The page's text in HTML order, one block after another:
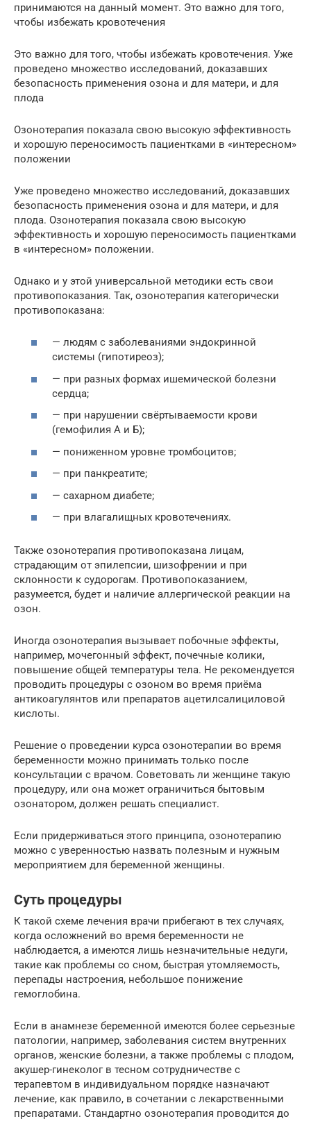
принимаются на данный момент. Это важно для того,
чтобы избежать кровотечения
Это важно для того, чтобы избежать кровотечения. Уже
проведено множество исследований, доказавших
безопасность применения озона и для матери, и для
плода
Озонотерапия показала свою высокую эффективность
и хорошую переносимость пациентками в «интересном»
положении
Уже проведено множество исследований, доказавших
безопасность применения озона и для матери, и для
плода. Озонотерапия показала свою высокую
эффективность и хорошую переносимость пациентками
в «интересном» положении.
Однако и у этой универсальной методики есть свои
противопоказания. Так, озонотерапия категорически
противопоказана:
— людям с заболеваниями эндокринной
системы (гипотиреоз);
— при разных формах ишемической болезни
сердца;
— при нарушении свёртываемости крови
(гемофилия А и Б);
— пониженном уровне тромбоцитов;
— при панкреатите;
— сахарном диабете;
— при влагалищных кровотечениях.
Также озонотерапия противопоказана лицам,
страдающим от эпилепсии, шизофрении и при
склонности к судорогам. Противопоказанием,
разумеется, будет и наличие аллергической реакции на
озон.
Иногда озонотерапия вызывает побочные эффекты,
например, мочегонный эффект, почечные колики,
повышение общей температуры тела. Не рекомендуется
проводить процедуры с озоном во время приёма
антикоагулянтов или препаратов ацетилсалициловой
кислоты.
Решение о проведении курса озонотерапии во время
беременности можно принимать только после
консультации с врачом. Советовать ли женщине такую
процедуру, или она может ограничиться бытовым
озонатором, должен решать специалист.
Если придерживаться этого принципа, озонотерапию
можно с уверенностью назвать полезным и нужным
мероприятием для беременной женщины.
Суть процедуры
К такой схеме лечения врачи прибегают в тех случаях,
когда осложнений во время беременности не
наблюдается, а имеются лишь незначительные недуги,
такие как проблемы со сном, быстрая утомляемость,
перепады настроения, небольшое понижение
гемоглобина.
Если в анамнезе беременной имеются более серьезные
патологии, например, заболевания систем внутренних
органов, женские болезни, а также проблемы с плодом,
акушер-гинеколог в тесном сотрудничестве с
терапевтом в индивидуальном порядке назначают
лечение, как правило, в сочетании с лекарственными
препаратами. Стандартно озонотерапия проводится до